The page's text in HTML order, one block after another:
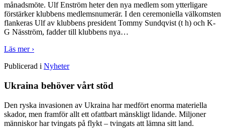
månadsmöte. Ulf Enström heter den nya medlem som ytterligare
förstärker klubbens medlemsnumerär. I den ceremoniella välkomsten
flankeras Ulf av klubbens president Tommy Sundqvist (t h) och K-
G Näsström, fadder till klubbens nya…
Läs mer ›
Publicerad i Nyheter
Ukraina behöver vårt stöd
Den ryska invasionen av Ukraina har medfört enorma materiella
skador, men framför allt ett ofattbart mänskligt lidande. Miljoner
människor har tvingats på flykt – tvingats att lämna sitt land.